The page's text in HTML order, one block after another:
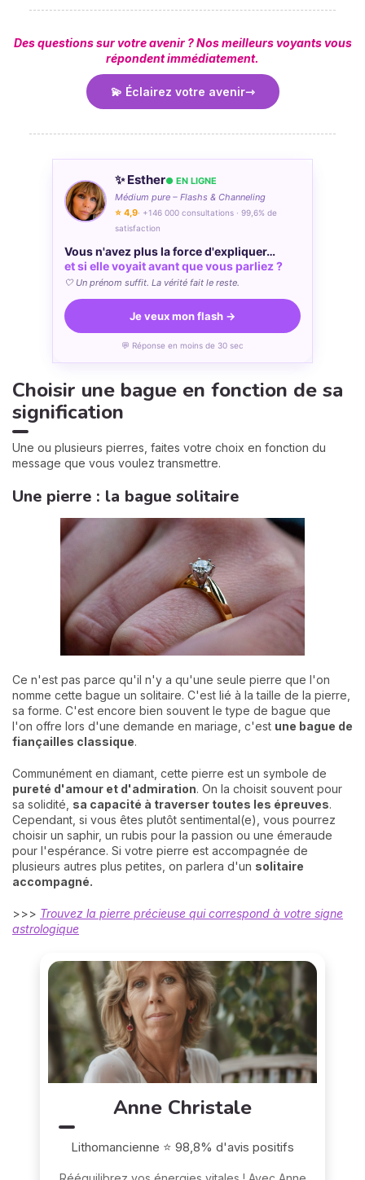
Des questions sur votre avenir ? Nos meilleurs voyants vous
répondent immédiatement.
💫 Éclairez votre avenir
✨ Esther● EN LIGNE
Médium pure – Flashs & Channeling
⭐ 4,9· +146 000 consultations · 99,6% de
satisfaction
Vous n'avez plus la force d'expliquer…
et si elle voyait avant que vous parliez ?
🤍 Un prénom suffit. La vérité fait le reste.
Je veux mon flash →
💬 Réponse en moins de 30 sec
Choisir une bague en fonction de sa
signification
Une ou plusieurs pierres, faites votre choix en fonction du
message que vous voulez transmettre.
Une pierre : la bague solitaire
Ce n'est pas parce qu'il n'y a qu'une seule pierre que l'on
nomme cette bague un solitaire. C'est lié à la taille de la pierre,
sa forme. C'est encore bien souvent le type de bague que
l'on offre lors d'une demande en mariage, c'est une bague de
fiançailles classique.
Communément en diamant, cette pierre est un symbole de
pureté d'amour et d'admiration. On la choisit souvent pour
sa solidité, sa capacité à traverser toutes les épreuves.
Cependant, si vous êtes plutôt sentimental(e), vous pourrez
choisir un saphir, un rubis pour la passion ou une émeraude
pour l'espérance. Si votre pierre est accompagnée de
plusieurs autres plus petites, on parlera d'un solitaire
accompagné.
>>> Trouvez la pierre précieuse qui correspond à votre signe
astrologique
Anne Christale
Lithomancienne ⭐ 98,8% d'avis positifs